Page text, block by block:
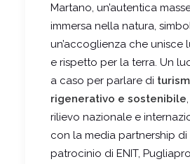
Martano, un’autentica
immersa nella natura,
un’accoglienza che unisce
e rispetto per la terra. Un
a caso per parlare di
rigenerativo e sostenibile
rilievo nazionale e
con la media partnership di
patrocinio di ENIT,